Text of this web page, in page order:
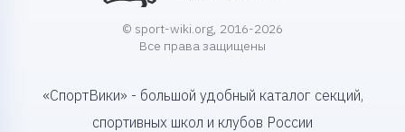
© sport-wiki.org, 2016-2026
Все права защищены
«СпортВики» - большой удобный каталог секций,
спортивных школ и клубов России